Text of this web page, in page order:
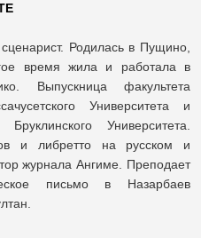
Родилась в Пущино,
время жила и работала в
Выпускница факультета
Университета и
Университета.
и либретто на русском и
журнала Ангиме. Преподает
письмо в Назарбаев